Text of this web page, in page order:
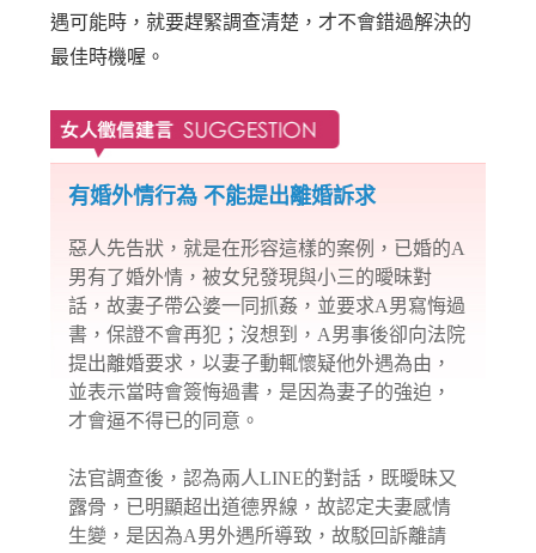
遇可能時，就要趕緊調查清楚，才不會錯過解決的
最佳時機喔。
有婚外情行為 不能提出離婚訴求
惡人先告狀，就是在形容這樣的案例，已婚的A
男有了婚外情，被女兒發現與小三的曖昧對
話，故妻子帶公婆一同抓姦，並要求A男寫悔過
書，保證不會再犯；沒想到，A男事後卻向法院
提出離婚要求，以妻子動輒懷疑他外遇為由，
並表示當時會簽悔過書，是因為妻子的強迫，
才會逼不得已的同意。
法官調查後，認為兩人LINE的對話，既曖昧又
露骨，已明顯超出道德界線，故認定夫妻感情
生變，是因為A男外遇所導致，故駁回訴離請